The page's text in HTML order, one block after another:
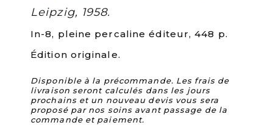
Leipzig, 1958.
In-8, pleine percaline éditeur, 448 p.
Édition originale.
Disponible à la précommande. Les frais de
livraison seront calculés dans les jours
prochains et un nouveau devis vous sera
proposé par nos soins avant passage de la
commande et paiement.